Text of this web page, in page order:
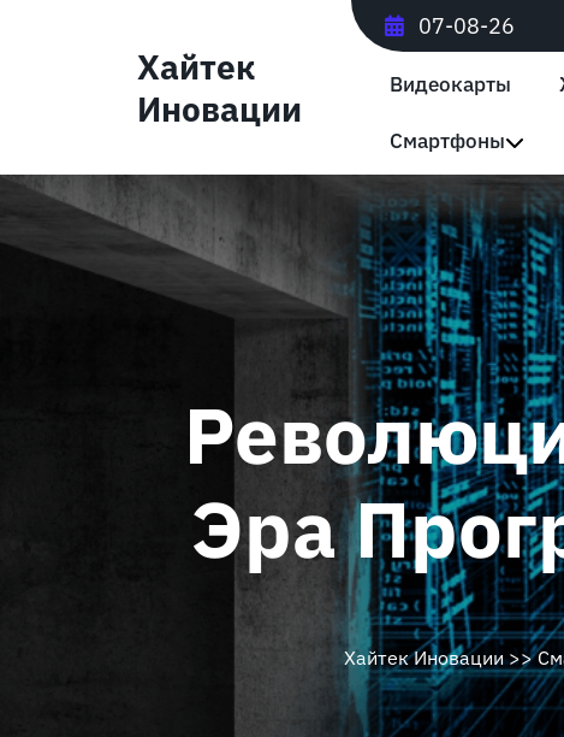
Хайтек
Иновации
07-08-26
Видеокарты
Смартфоны
Эра
Хайтек Иновации>>